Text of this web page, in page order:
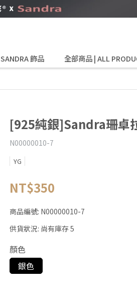
SANDRA 飾品 全部商品 | ALL
[925純銀]Sandra珊卓
N00000010-7
YG
NT$350
商品編號: N00000010-7
供貨狀況: 尚有庫存 5
顏色
銀色